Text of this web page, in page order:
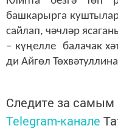
башкарырга
сайлап, чәчләр
– күңелле балачак
ди Айгөл
Следите за
Telegram-канале